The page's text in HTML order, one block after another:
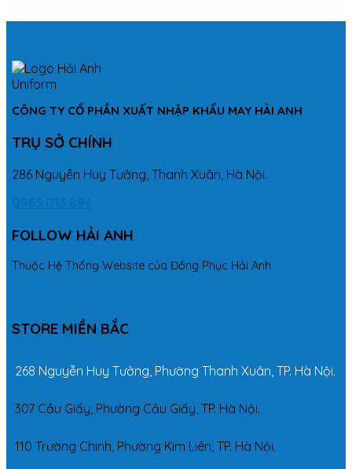
CÔNG TY CỔ PHẦN XUẤT NHẬP KHẨU MAY HẢI ANH
TRỤ SỞ CHÍNH
286 Nguyễn Huy Tưởng, Thanh Xuân, Hà Nội.
FOLLOW HẢI ANH
Thuộc Hệ Thống Website của Đồng Phục Hải Anh
STORE MIỀN BẮC
268 Nguyễn Huy Tưởng, Phường Thanh Xuân, TP. Hà Nội.
307 Cầu Giấy, Phường Cầu Giấy, TP. Hà Nội.
110 Trường Chinh, Phường Kim Liên, TP. Hà Nội.